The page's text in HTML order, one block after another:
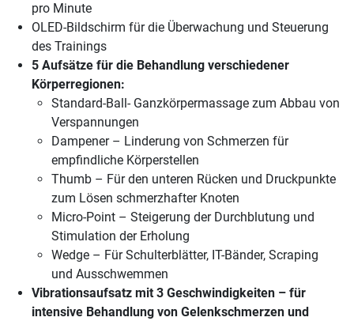
pro Minute
OLED-Bildschirm für die Überwachung und Steuerung
des Trainings
5 Aufsätze für die Behandlung verschiedener
Körperregionen:
Standard-Ball- Ganzkörpermassage zum Abbau von
Verspannungen
Dampener – Linderung von Schmerzen für
empfindliche Körperstellen
Thumb – Für den unteren Rücken und Druckpunkte
zum Lösen schmerzhafter Knoten
Micro-Point – Steigerung der Durchblutung und
Stimulation der Erholung
Wedge – Für Schulterblätter, IT-Bänder, Scraping
und Ausschwemmen
Vibrationsaufsatz mit 3 Geschwindigkeiten – für
intensive Behandlung von Gelenkschmerzen und